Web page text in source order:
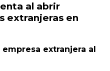
al abrir
extranjeras en
extranjera al